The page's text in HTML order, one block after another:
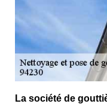
La société de